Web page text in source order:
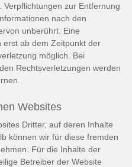
zur Entfernung
nach den
unberührt. Eine
erst ab dem Zeitpunkt der
möglich. Bei
Rechtsverletzungen werden
Websites
Dritter, auf deren Inhalte
können wir für diese fremden
Für die Inhalte der
Betreiber der Website